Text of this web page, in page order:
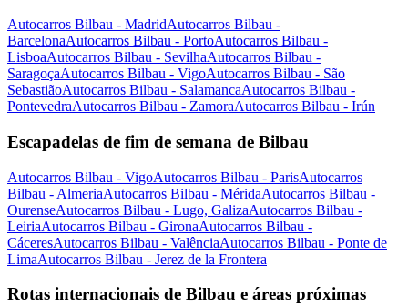
Autocarros Bilbau - MadridAutocarros Bilbau -
BarcelonaAutocarros Bilbau - PortoAutocarros Bilbau -
LisboaAutocarros Bilbau - SevilhaAutocarros Bilbau -
SaragoçaAutocarros Bilbau - VigoAutocarros Bilbau - São
SebastiãoAutocarros Bilbau - SalamancaAutocarros Bilbau -
PontevedraAutocarros Bilbau - ZamoraAutocarros Bilbau - Irún
Escapadelas de fim de semana de Bilbau
Autocarros Bilbau - VigoAutocarros Bilbau - ParisAutocarros
Bilbau - AlmeriaAutocarros Bilbau - MéridaAutocarros Bilbau -
OurenseAutocarros Bilbau - Lugo, GalizaAutocarros Bilbau -
LeiriaAutocarros Bilbau - GironaAutocarros Bilbau -
CáceresAutocarros Bilbau - ValênciaAutocarros Bilbau - Ponte de
LimaAutocarros Bilbau - Jerez de la Frontera
Rotas internacionais de Bilbau e áreas próximas